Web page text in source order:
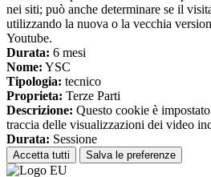
nei siti; può anche determinare se il
utilizzando la nuova o la vecchia
Youtube.
Durata: 6 mesi
Nome: YSC
Tipologia: tecnico
Proprieta: Terze Parti
Descrizione: Questo cookie è
traccia delle visualizzazioni dei video
Durata: Sessione
Accetta tutti Salva le preferenze